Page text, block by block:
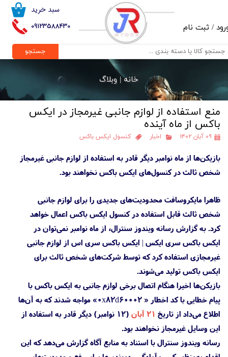
09123588430
۰ سبد خرید
/ ثبت نام
حساب کاربری من
تغییر گذر واژه
خروج از حساب کاربری
جستجو
خانه |وبلاگ
منع استفاده از لوازم جانبی غیرمجاز در ایکس
باکس از ماه آینده
۰۹ آبان ۱۴۰۲ اخبار کنسول‌ ایکس باکس
بازیکن‌ها از ماه نوامبر دیگر قادر به استفاده از لوازم جانبی غیرمجاز
شخص ثالث در کنسول‌های ایکس باکس نخواهند بود.
ظاهرا مایکروسافت محدودیت‌های جدیدی را برای لوازم جانبی
شخص ثالث قابل استفاده در کنسول ایکس باکس اعمال خواهد
کرد. به گزارش رسانه ویندوز سنترال، از ماه نوامبر نمی‌توان در
ایکس باکس سری ایکس | ایکس باکس سری اس از لوازم جانبی
غیرمجازی استفاده کرد که توسط شرکت‌های شخص ثالث برای
ایکس باکس تولید می‌شوند.
بازیکن‌ها اخیرا هنگام اتصال برخی لوازم جانبی به ایکس باکس با
پیام خطایی با کد اخطار « 0x82d60002» مواجه شدند که به آن‌ها
اطلاع می‌داد از تاریخ ۲۱ آبان
(۱۲ نوامبر) دیگر قادر به استفاده از
این وسایل غیرمجاز نخواهند بود.
رسانه ویندوز سنترال با استناد به منابع آگاه گزارش می‌دهد که این